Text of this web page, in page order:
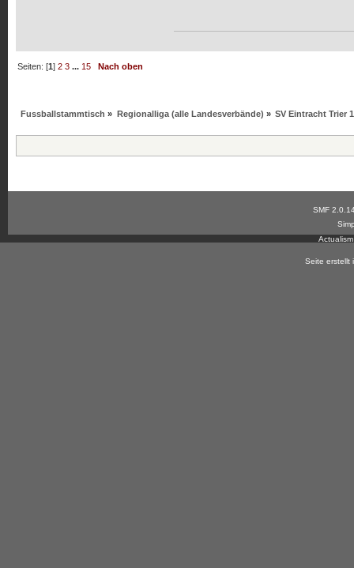
Seiten: [1]2 3 ... 15 Nach oben
Fussballstammtisch » Regionalliga (alle Landesverbände) » SV Eintracht Trier
SMF
Seite erstellt